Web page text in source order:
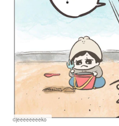
©jeeeeeeeeko